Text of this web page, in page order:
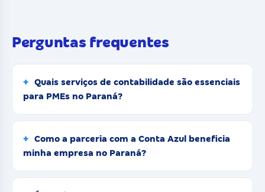
Perguntas frequentes
Quais serviços de contabilidade são essenciais
para PMEs no Paraná?
Como a parceria com a Conta Azul beneficia
minha empresa no Paraná?